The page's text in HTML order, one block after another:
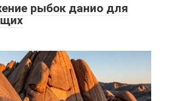
рыбок данио для